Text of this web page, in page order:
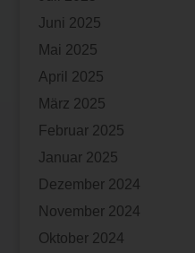
Juni 2025
Mai 2025
April 2025
März 2025
Februar 2025
Januar 2025
Dezember 2024
November 2024
Oktober 2024